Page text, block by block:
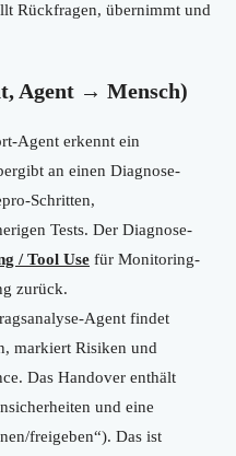
Rückfragen, übernimmt und
Agent → Mensch)
Agent erkennt ein
an einen Diagnose-
Schritten,
Tests. Der Diagnose-
/ Tool Use für Monitoring-
zurück.
Agent findet
markiert Risiken und
Das Handover enthält
und eine
freigeben“). Das ist